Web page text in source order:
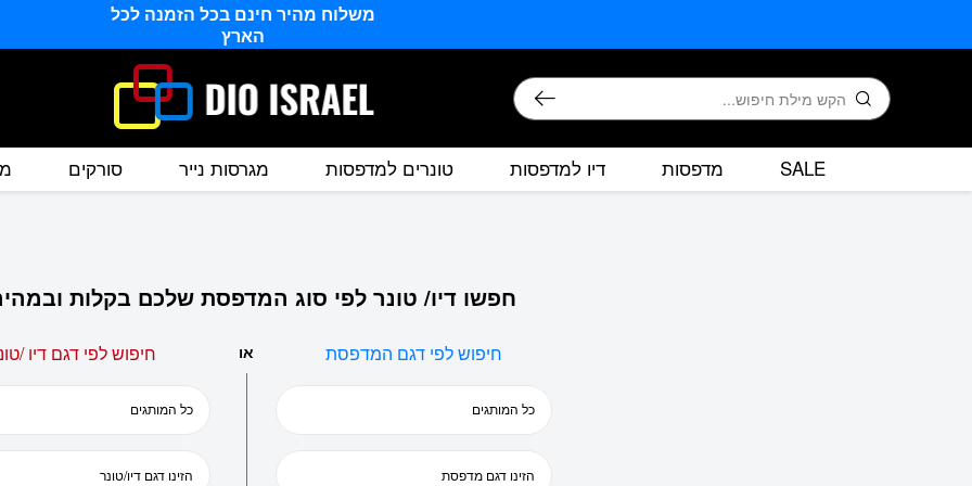
משלוח מהיר חינם בכל הזמנה לכל
הארץ
חיפוש
SALE מדפסות דיו למדפסות טונרים למדפסות מגרסות נייר סורקים
חפשו דיו/ טונר לפי סוג המדפסת שלכם בקלות
חיפוש לפי דגם המדפסת או חיפוש לפי דגם דיו /